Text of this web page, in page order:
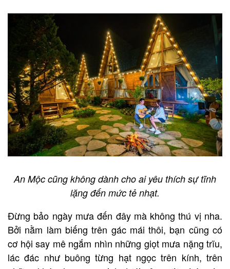
An Mộc cũng không dành cho ai yêu thích sự tĩnh
lặng đến mức tẻ nhạt.
Đừng bảo ngày mưa đến đây mà không thú vị nha.
Bởi nằm làm biếng trên gác mái thôi, bạn cũng có
cơ hội say mê ngắm nhìn những giọt mưa nặng trĩu,
lác đác như buông từng hạt ngọc trên kính, trên